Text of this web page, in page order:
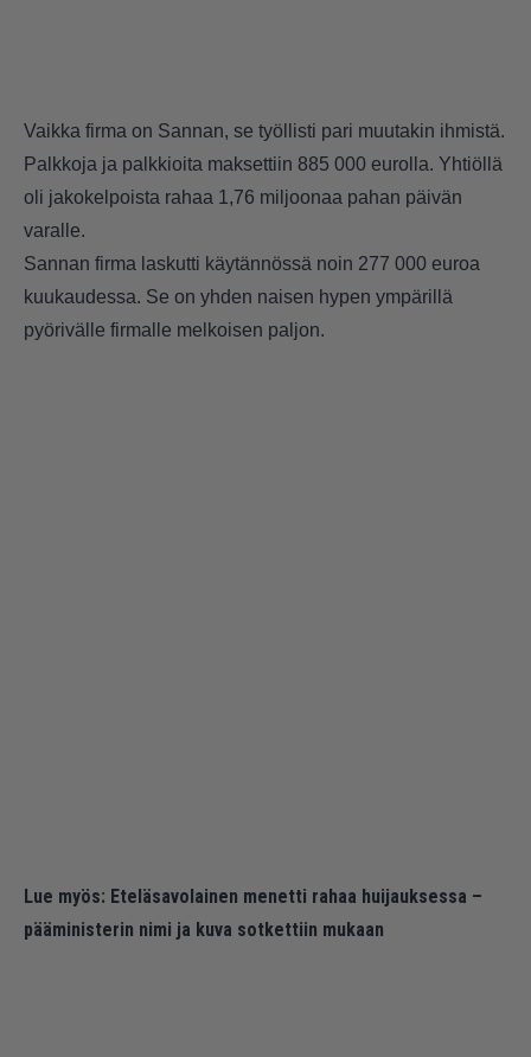
Vaikka firma on Sannan, se työllisti pari muutakin ihmistä.
Palkkoja ja palkkioita maksettiin 885 000 eurolla. Yhtiöllä
oli jakokelpoista rahaa 1,76 miljoonaa pahan päivän
varalle.
Sannan firma laskutti käytännössä noin 277 000 euroa
kuukaudessa. Se on yhden naisen hypen ympärillä
pyörivälle firmalle melkoisen paljon.
Lue myös: Eteläsavolainen menetti rahaa huijauksessa –
pääministerin nimi ja kuva sotkettiin mukaan